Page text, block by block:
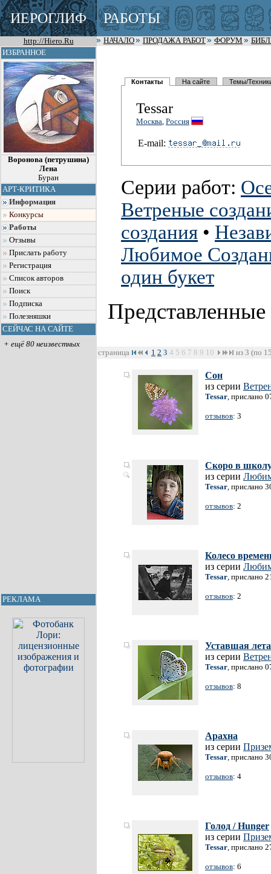
ИЕРОГЛИФ РАБОТЫ
http://Hiero.Ru НАЧАЛО ПРОДАЖА РАБОТ ФОРУМ
ИЗБРАННОЕ
Воронова (петрушина)
Лена
Буран
АРТ-КРИТИКА
Информация
Конкурсы
Работы
Отзывы
Прислать работу
Регистрация
Список авторов
Поиск
Подписка
Полезняшки
СЕЙЧАС НА САЙТЕ
+ ещё 80 неизвестных
РЕКЛАМА
Контакты На сайте Темы/
Tessar
Москва, Россия
E-mail:
Серии работ:
Ветреные
создания •
Любимое
один букет
страница 1 2 3 4 5 6 7 8 9 10 из 3 (по
Сон
из серии
Tessar, прислано
отзывов: 3
Скоро в
из серии
Tessar, прислано
отзывов: 2
Колесо
из серии
Tessar, прислано
отзывов: 2
Уставшая
из серии
Tessar, прислано
отзывов: 8
Арахна
из серии
Tessar, прислано
отзывов: 4
Голод / Hunger
из серии
Tessar, прислано
отзывов: 6